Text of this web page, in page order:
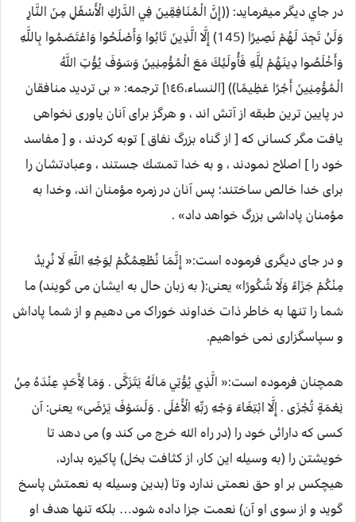
در جاي ديگر ميفرمايد: ((إِنَّ الْمُنَافِقِينَ فِي الدَّرْكِ الْأَسْفَلِ مِنَ النَّارِ
وَلَنْ تَجِدَ لَهُمْ نَصِيرًا (145) إِلَّا الَّذِينَ تَابُوا وَأَصْلَحُوا وَاعْتَصَمُوا بِاللَّهِ
وَأَخْلَصُوا دِينَهُمْ لِلَّهِ فَأُولَئِكَ مَعَ الْمُؤْمِنِينَ وَسَوْفَ يُؤْتِ اللَّهُ
الْمُؤْمِنِينَ أَجْرًا عَظِيمًا)) [النساء،١٤6] ترجمه: « بى ترديد منافقان
در پايين ترين طبقه از آتش اند ، و هرگز براى آنان ياورى نخواهى
يافت مگر كسانى كه [ از گناه بزرگ نفاق ] توبه كردند ، و [ مفاسد
خود را ] اصلاح نمودند ، و به خدا تمسّك جستند ، وعبادتشان را
براى خدا خالص ساختند؛ پس آنان در زمره مؤمنان اند، وخدا به
مؤمنان پاداشى بزرگ خواهد داد» .
و در جای دیگری فرموده است:« إِنَّمَا نُطْعِمُكُمْ لِوَجْهِ اللَّهِ لَا نُرِيدُ
مِنْكُمْ جَزَاءً وَلَا شُكُورًا» یعنی:( به زبان حال به ایشان می گویند) ما
شما را تنها به خاطر ذات خداوند خوراک می دهیم و از شما پاداش
و سپاسگزاری نمی خواهیم.
همچنان فرموده است:« الَّذِي يُؤْتِي مَالَهُ يَتَزَكَّى . وَمَا لِأَحَدٍ عِنْدَهُ مِنْ
نِعْمَةٍ تُجْزَى . إِلَّا ابْتِغَاءَ وَجْهِ رَبِّهِ الْأَعْلَى . وَلَسَوْفَ يَرْضَى» یعنی: آن
کسی که دارائی خود را (در راه الله خرج می کند و) می دهد تا
خویشتن را (به وسیله این کار، از کثافت بخل) پاکیزه بدارد،
هیچکس بر او حق نعمتی ندارد وتا (بدین وسیله به نعمتش پاسخ
گوید و از سوی او آن) نعمت جزا داده شود… بلکه تنها هدف او